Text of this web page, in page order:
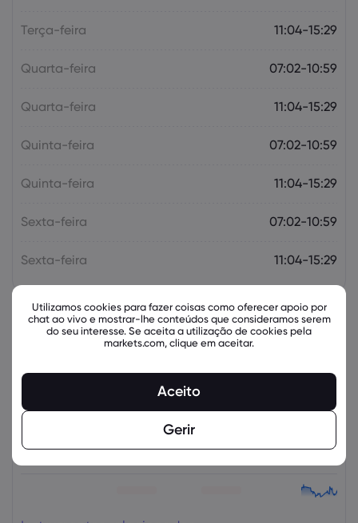
Terça-feira 11:04-15:29
Quarta-feira 07:02-10:59
Quarta-feira 11:04-15:29
Quinta-feira 07:02-10:59
Quinta-feira 11:04-15:29
Sexta-feira 07:02-10:59
Sexta-feira 11:04-15:29
Instrumentos relacionados
Utilizamos cookies para fazer coisas como oferecer apoio por
chat ao vivo e mostrar-lhe conteúdos que consideramos serem
do seu interesse. Se aceita a utilização de cookies pela
markets.com, clique em aceitar.
Aceito
Gerir